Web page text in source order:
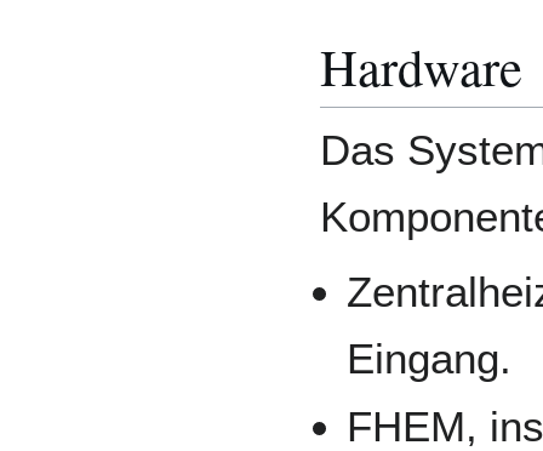
Hardware
Das
Eingang.
FHEM,